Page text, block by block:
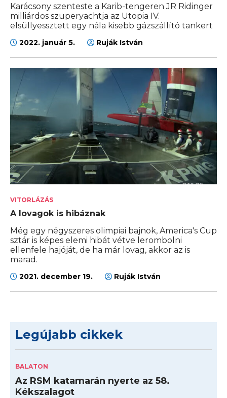
Karácsony szenteste a Karib-tengeren JR Ridinger
milliárdos szuperyachtja az Utopia IV.
elsüllyessztett egy nála kisebb gázszállító tankert
2022. január 5. Ruják István
VITORLÁZÁS
A lovagok is hibáznak
Még egy négyszeres olimpiai bajnok, America's Cup
sztár is képes elemi hibát vétve lerombolni
ellenfele hajóját, de ha már lovag, akkor az is
marad.
2021. december 19. Ruják István
Legújabb cikkek
BALATON
Az RSM katamarán nyerte az 58.
Kékszalagot